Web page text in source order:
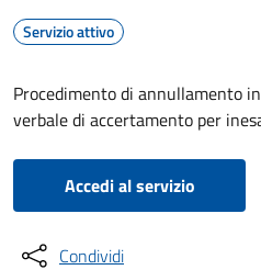
Servizio attivo
Procedimento di annullamento
verbale di accertamento per
Accedi al servizio
Condividi